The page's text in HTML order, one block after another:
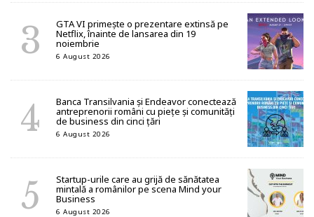
GTA VI primește o prezentare extinsă pe
Netflix, înainte de lansarea din 19
noiembrie
6 August 2026
Banca Transilvania și Endeavor conectează
antreprenorii români cu piețe și comunități
de business din cinci țări
6 August 2026
Startup-urile care au grijă de sănătatea
mintală a românilor pe scena Mind your
Business
6 August 2026